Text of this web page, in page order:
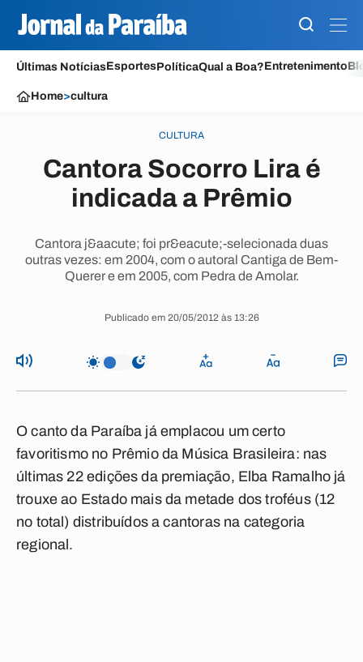
Últimas NotíciasEsportesPolíticaQual a Boa?Entretenimento
Home>cultura
CULTURA
Cantora Socorro Lira é
indicada a Prêmio
Cantora j&aacute; foi pr&eacute;-selecionada duas
outras vezes: em 2004, com o autoral Cantiga de Bem-
Querer e em 2005, com Pedra de Amolar.
Publicado em 20/05/2012 às 13:26
O canto da Paraíba já emplacou um certo
favoritismo no Prêmio da Música Brasileira: nas
últimas 22 edições da premiação, Elba Ramalho já
trouxe ao Estado mais da metade dos troféus (12
no total) distribuídos a cantoras na categoria
regional.